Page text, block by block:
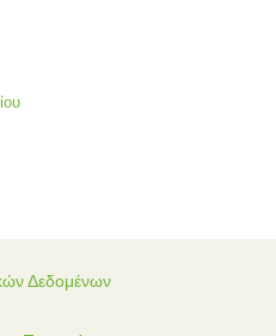
Δεδομένων